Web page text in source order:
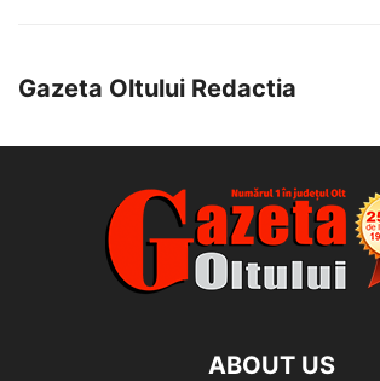
Gazeta Oltului Redactia
ABOUT US